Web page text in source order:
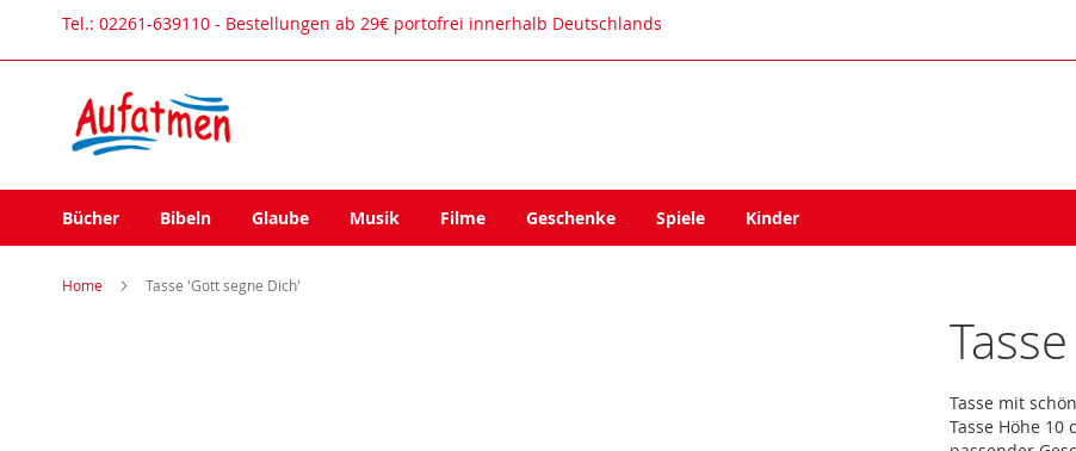
Direkt
Tel.: 02261-639110 - Bestellungen ab 29€ portofrei innerhalb Deutschlands
Bücher Bibeln Glaube Musik Filme Geschenke Spiele Kinder
Home Tasse 'Gott segne Dich'
Tasse mit
Tasse Höhe 10